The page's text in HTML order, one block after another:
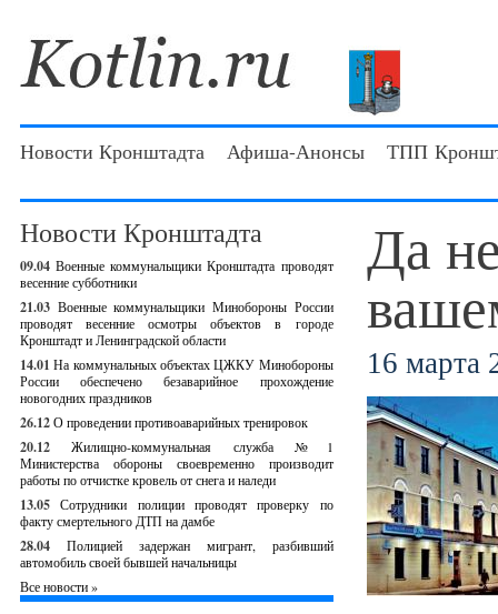
Новости Кронштадта Афиша-Анонсы ТПП
Новости Кронштадта
09.04 Военные коммунальщики Кронштадта проводят
весенние субботники
21.03 Военные коммунальщики Минобороны России
проводят весенние осмотры объектов в городе
Кронштадт и Ленинградской области
14.01 На коммунальных объектах ЦЖКУ Минобороны
России обеспечено безаварийное прохождение
новогодних праздников
26.12О проведении противоаварийных тренировок
20.12
Жилищно-коммунальная служба №1
Министерства обороны своевременно производит
работы по отчистке кровель от снега и наледи
13.05 Сотрудники полиции проводят проверку по
факту смертельного ДТП на дамбе
28.04
Полицией задержан мигрант, разбивший
автомобиль своей бывшей начальницы
Все новости »
Да
16 марта